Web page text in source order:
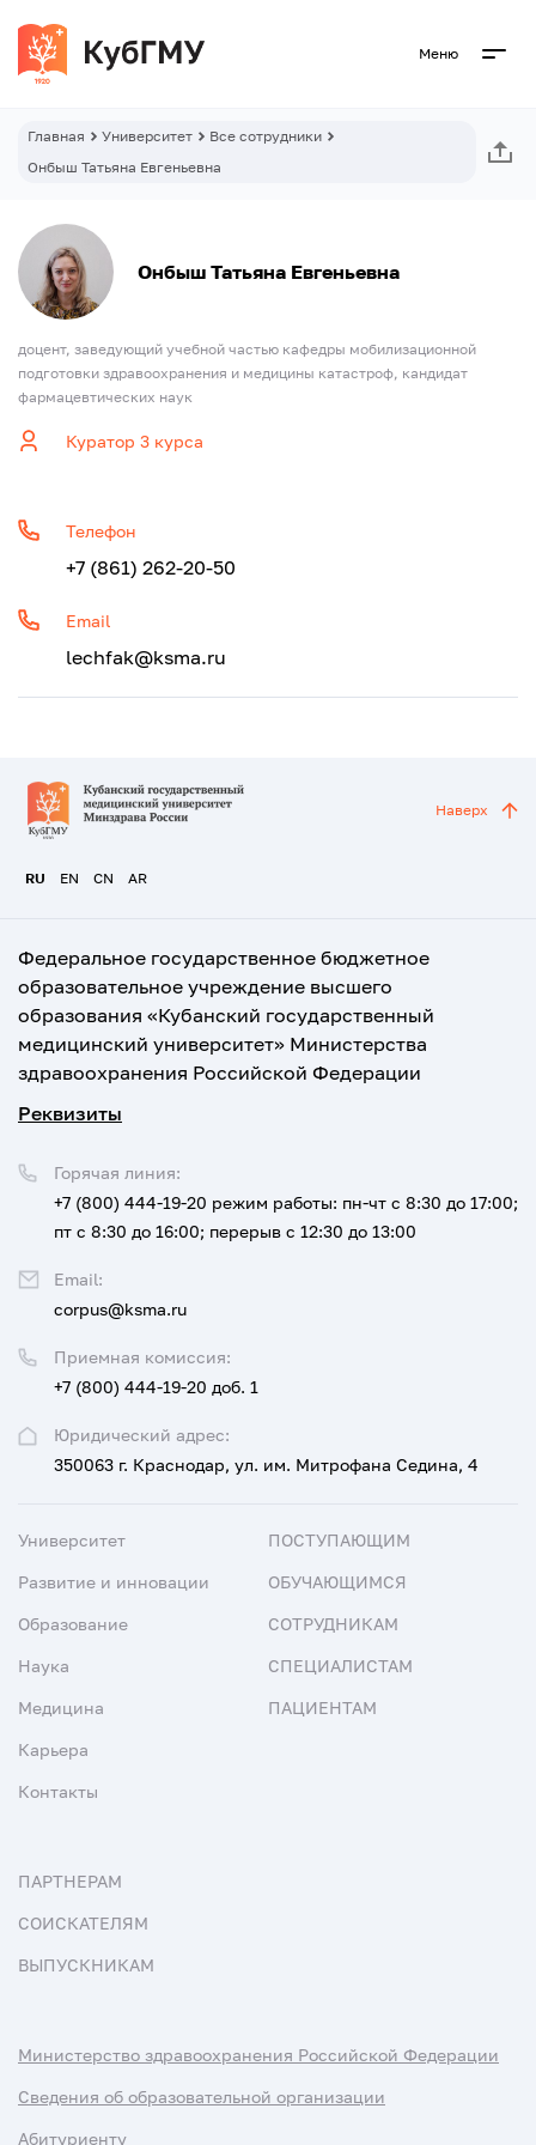
Меню
Главная Университет
Все сотрудники
Онбыш Татьяна Евгеньевна
Онбыш Татьяна Евгеньевна
доцент, заведующий учебной частью кафедры мобилизационной
подготовки здравоохранения и медицины катастроф, кандидат
фармацевтических наук
Куратор 3 курса
Телефон
+7 (861) 262-20-50
Email
lechfak@ksma.ru
RU EN CN AR
Наверх
Федеральное государственное бюджетное
образовательное учреждение высшего
образования «Кубанский государственный
медицинский университет» Министерства
здравоохранения Российской Федерации
Реквизиты
Юридический адрес:
350063 г. Краснодар, ул. им. Митрофана Седина, 4
Приемная комиссия:
+7 (800) 444-19-20 доб. 1
Горячая линия:
+7 (800) 444-19-20 режим работы: пн-чт с 8:30 до 17:00;
пт с 8:30 до 16:00; перерыв с 12:30 до 13:00
Email:
corpus@ksma.ru
Университет
Развитие и инновации
Образование
Наука
Медицина
Карьера
Контакты
ПОСТУПАЮЩИМ
ОБУЧАЮЩИМСЯ
СОТРУДНИКАМ
СПЕЦИАЛИСТАМ
ПАЦИЕНТАМ
ПАРТНЕРАМ
СОИСКАТЕЛЯМ
ВЫПУСКНИКАМ
Министерство здравоохранения Российской Федерации
Сведения об образовательной организации
Абитуриенту